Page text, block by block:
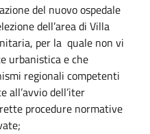
del nuovo ospedale
dell’area di Villa
per la quale non vi
urbanistica e che
regionali competenti
all’avvio dell’iter
procedure normative